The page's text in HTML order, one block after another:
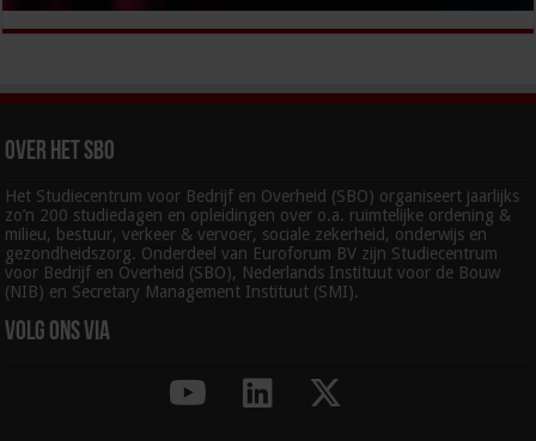
Over het SBO
Het Studiecentrum voor Bedrijf en Overheid (SBO) organiseert jaarlijks
zo’n 200 studiedagen en opleidingen over o.a. ruimtelijke ordening &
milieu, bestuur, verkeer & vervoer, sociale zekerheid, onderwijs en
gezondheidszorg. Onderdeel van Euroforum BV zijn Studiecentrum
voor Bedrijf en Overheid (SBO), Nederlands Instituut voor de Bouw
(NIB) en Secretary Management Instituut (SMI).
Volg ons via